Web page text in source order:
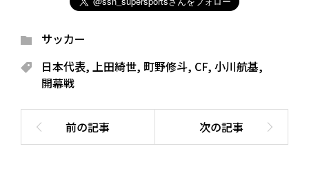
サッカー
日本代表, 上田綺世, 町野修斗, CF, 小川航基,
開幕戦